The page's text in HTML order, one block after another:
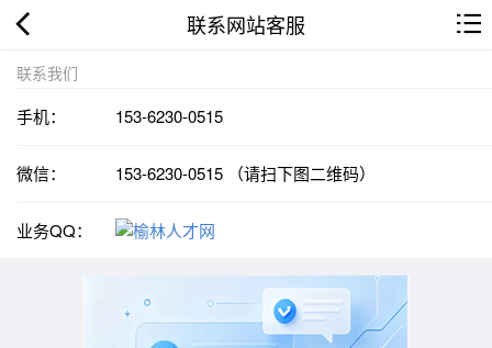
联系网站客服
联系我们
手机： 153-6230-0515
微信： 153-6230-0515 （请扫下图二维码）
业务QQ：